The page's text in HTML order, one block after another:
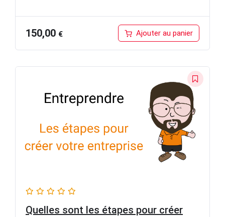
150,00 € Ajouter au panier
Quelles sont les étapes pour créer